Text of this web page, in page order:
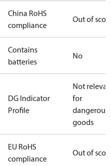
China RoHS
compliance
Out of scope
Contains
batteries
No
DG Indicator
Profile
Not relevant
for
dangerous
goods
EU RoHS
compliance
Out of scope